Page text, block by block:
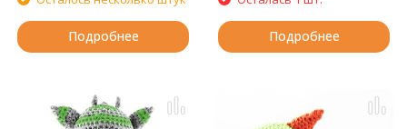
Подробнее Подробнее